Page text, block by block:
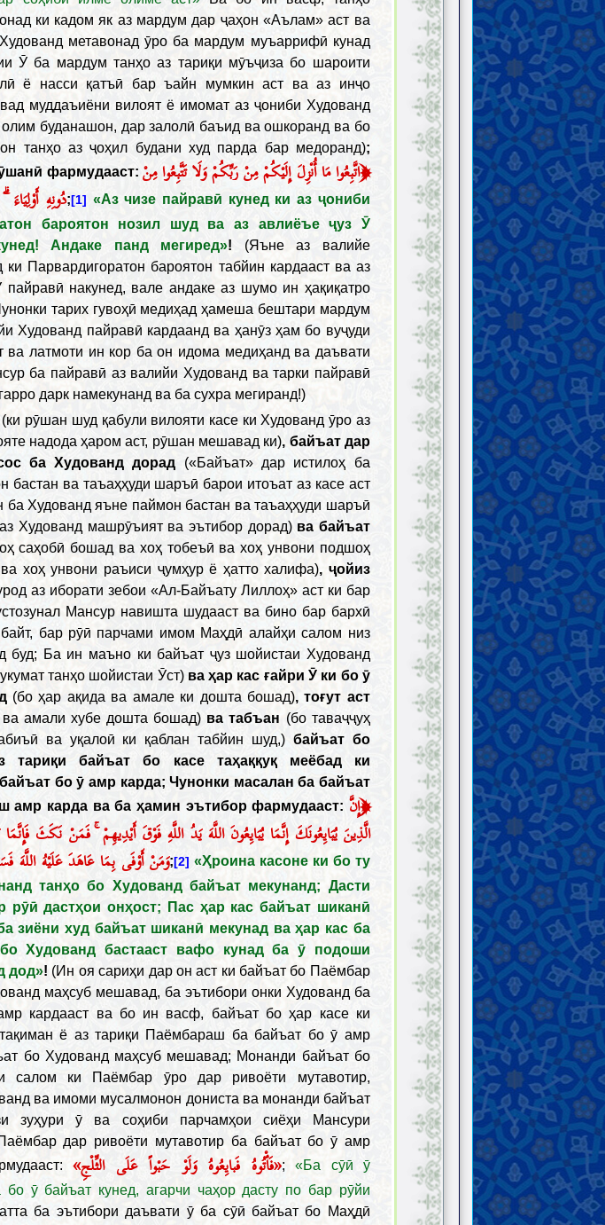
ки кадом як аз мардум дар ҷаҳон «Аълам» аст ва
метавонад ӯро ба мардум муъаррифӣ кунад
Ӯ ба мардум танҳо аз тариқи мӯъҷиза бо шароити
ё насси қатъӣ бар ъайн мумкин аст ва аз инҷо
муддаъиёни вилоят ё имомат аз ҷониби Худованд
олим буданашон, дар залолӣ баъид ва ошкоранд ва бо
танҳо аз ҷоҳил будани худ парда бар медоранд);
фармудааст:
﴿اتَّبِعُوا مَا أُنْزِلَ إِلَيْكُمْ مِنْ رَبِّكُمْ وَلَا تَتَّبِعُوا مِنْ
دُونِهِ;[1] «Аз чизе пайравӣ кунед ки аз ҷониби
бароятон нозил шуд ва аз авлиёъе ҷуз Ӯ
Андаке панд мегиред»! (Яъне аз валийе
ки Парвардигоратон бароятон табйин кардааст ва аз
пайравӣ накунед, вале андаке аз шумо ин ҳақиқатро
тарих гувоҳӣ медиҳад ҳамеша бештари мардум
Худованд пайравӣ кардаанд ва ҳанӯз ҳам бо вуҷуди
ва латмоти ин кор ба он идома медиҳанд ва даъвати
ба пайравӣ аз валийи Худованд ва тарки пайравӣ
дарк намекунанд ва ба сухра мегиранд!)
(ки рӯшан шуд қабули вилояти касе ки Худованд ӯро аз
надода ҳаром аст, рӯшан мешавад ки), байъат дар
ба Худованд дорад («Байъат» дар истилоҳ ба
бастан ва таъаҳҳуди шаръӣ барои итоъат аз касе аст
ба Худованд яъне паймон бастан ва таъаҳҳуди шаръӣ
Худованд машрӯъият ва эътибор дорад)ва байъат
саҳобӣ бошад ва хоҳ тобеъӣ ва хоҳ унвони подшоҳ
хоҳ унвони раъиси ҷумҳур ё ҳатто халифа), ҷойиз
аз иборати зебои «Ал-Байъату Лиллоҳ» аст ки бар
Мансур навишта шудааст ва бино бар бархӣ
бар рӯӣ парчами имом Маҳдӣ алайҳи салом низ
буд; Ба ин маъно ки байъат ҷуз шойистаи Худованд
танҳо шойистаи Ӯст)ва ҳар кас ғайри Ӯ ки бо ӯ
(бо ҳар ақида ва амале ки дошта бошад), тоғут аст
ва амали хубе дошта бошад) ва табъан (бо таваҷҷуҳ
ва уқалоӣ ки қаблан табйин шуд,) байъат бо
тариқи байъат бо касе таҳаққуқ меёбад ки
бо ӯ амр карда; Чунонки масалан ба байъат
амр карда ва ба ҳамин эътибор фармудааст:
﴿إِنَّ
الَّذِينَ يُبَايِعُونَكَ إِنَّمَا يُبَايِعُونَ اللَّهَ يَدُ اللَّهِ فَوْقَ أَيْدِيهِمْ ۚ فَمَنْ نَكَثَ
وَمَنْ أَوْفَى بِمَا عَاهَدَ عَلَيْهُ اللَّهَ;[2] «Ҳроина касоне ки бо ту
танҳо бо Худованд байъат мекунанд; Дасти
рӯӣ дастҳои онҳост; Пас ҳар кас байъат шиканӣ
зиёни худ байъат шиканӣ мекунад ва ҳар кас ба
Худованд бастааст вафо кунад ба ӯ подоши
дод»! (Ин оя сариҳи дар он аст ки байъат бо Паёмбар
маҳсуб мешавад, ба эътибори онки Худованд ба
кардааст ва бо ин васф, байъат бо ҳар касе ки
ё аз тариқи Паёмбараш ба байъат бо ӯ амр
бо Худованд маҳсуб мешавад; Монанди байъат бо
салом ки Паёмбар ӯро дар ривоёти мутавотир,
ва имоми мусалмонон дониста ва монанди байъат
зуҳури ӯ ва соҳиби парчамҳои сиёҳи Мансури
дар ривоёти мутавотир ба байъат бо ӯ амр
«فَأْتُوهُ فَبایِعُوهُ وَلَوْ حَبْواً عَلَی الثِّلْجِ»;«Ба сӯӣ ӯ
бо ӯ байъат кунед, агарчи чаҳор дасту по бар рӯйи
ба эътибори даъвати ӯ ба сӯӣ байъат бо Маҳдӣ